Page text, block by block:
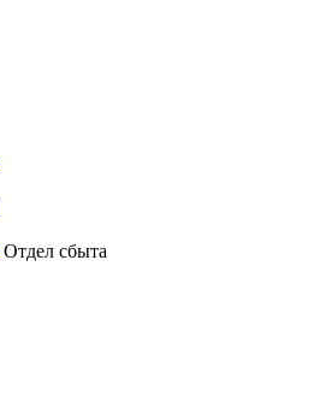
Отдел сбыта